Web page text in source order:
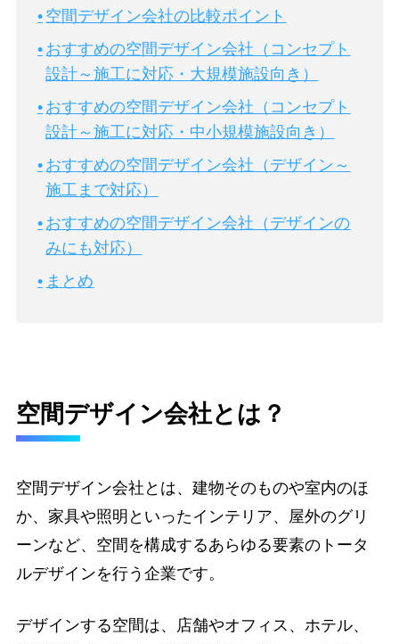
空間デザイン会社の比較ポイント
おすすめの空間デザイン会社（コンセプト
設計～施工に対応・大規模施設向き）
おすすめの空間デザイン会社（コンセプト
設計～施工に対応・中小規模施設向き）
おすすめの空間デザイン会社（デザイン～
施工まで対応）
おすすめの空間デザイン会社（デザインの
みにも対応）
まとめ
空間デザイン会社とは？
空間デザイン会社とは、建物そのものや室内のほ
か、家具や照明といったインテリア、屋外のグリ
ーンなど、空間を構成するあらゆる要素のトータ
ルデザインを行う企業です。
デザインする空間は、店舗やオフィス、ホテル、